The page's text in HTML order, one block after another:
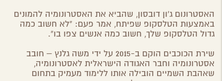
האסטרונום ג’ון דובסון, שהביא את האסטרונומיה להמונים
באמצעות הטלסקופ שפיתח, אמר פעם: “לא חשוב כמה
גדול הטלסקופ שלך, חשוב כמה אנשים צפו בו”.
שירת הכוכבים הוקם ב-2015 על ידי משה גלנץ – חובב
אסטרונומיה וחבר האגודה הישראלית לאסטרונומיה,
שאהבת השמיים הובילה אותו ללימוד מעמיק בתחום